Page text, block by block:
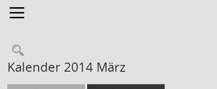
Toggle navigation
Kalender 2014 März